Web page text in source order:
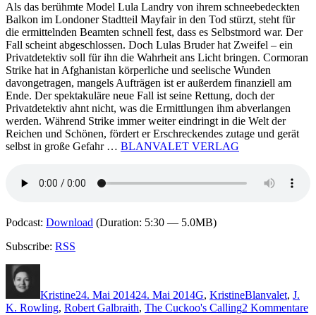
Als das berühmte Model Lula Landry von ihrem schneebedeckten
Balkon im Londoner Stadtteil Mayfair in den Tod stürzt, steht für
die ermittelnden Beamten schnell fest, dass es Selbstmord war. Der
Fall scheint abgeschlossen. Doch Lulas Bruder hat Zweifel – ein
Privatdetektiv soll für ihn die Wahrheit ans Licht bringen. Cormoran
Strike hat in Afghanistan körperliche und seelische Wunden
davongetragen, mangels Aufträgen ist er außerdem finanziell am
Ende. Der spektakuläre neue Fall ist seine Rettung, doch der
Privatdetektiv ahnt nicht, was die Ermittlungen ihm abverlangen
werden. Während Strike immer weiter eindringt in die Welt der
Reichen und Schönen, fördert er Erschreckendes zutage und gerät
selbst in große Gefahr … BLANVALET VERLAG
Podcast: Download (Duration: 5:30 — 5.0MB)
Subscribe: RSS
Kristine24. Mai 201424. Mai 2014G, KristineBlanvalet, J.
K. Rowling, Robert Galbraith, The Cuckoo's Calling2 Kommentare